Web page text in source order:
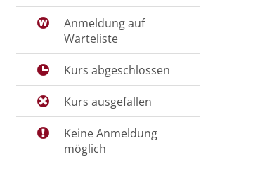
Anmeldung auf
Warteliste
Kurs abgeschlossen
Kurs ausgefallen
Keine Anmeldung
möglich